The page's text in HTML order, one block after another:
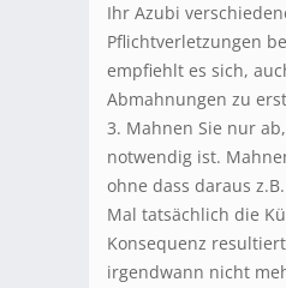
Ihr Azubi
Pflichtverletzungen
empfiehlt es sich,
Abmahnungen zu
3. Mahnen Sie nur
notwendig ist.
ohne dass daraus
Mal tatsächlich die
Konsequenz
irgendwann nicht